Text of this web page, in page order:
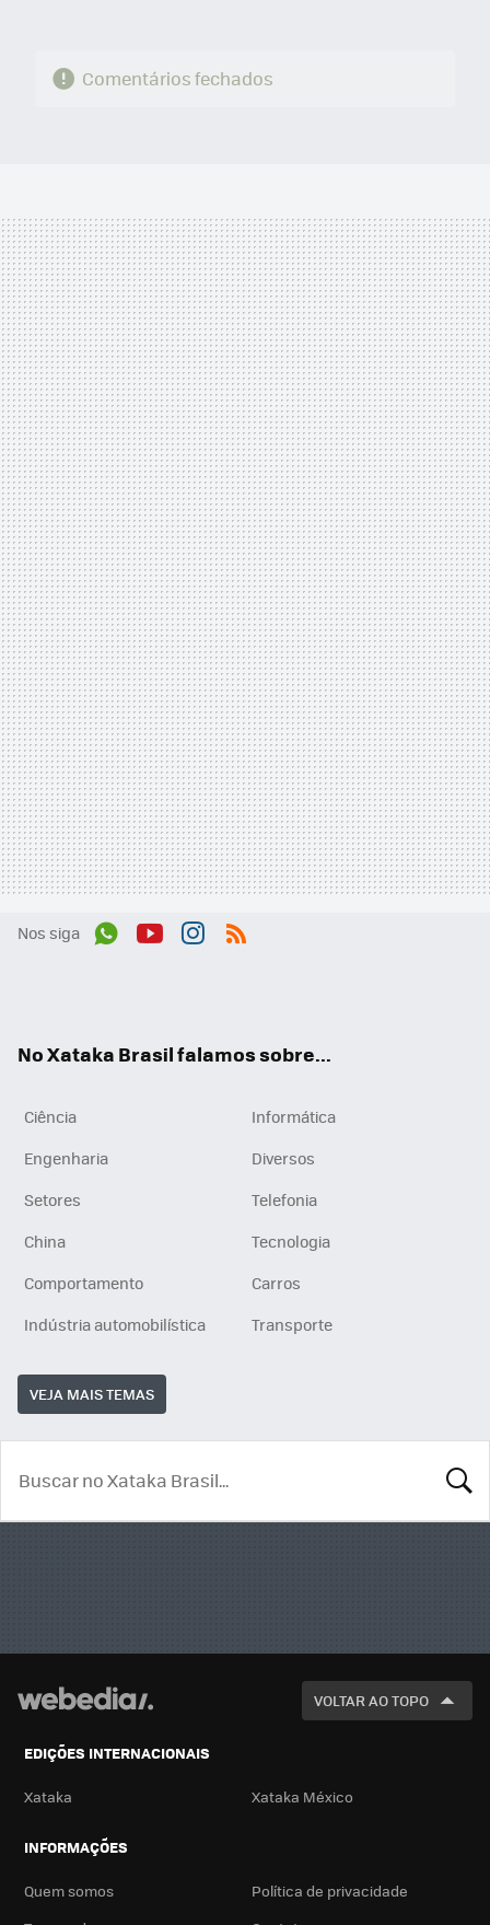
Comentários fechados
Nos siga
No Xataka Brasil falamos sobre...
Ciência
Informática
Engenharia
Diversos
Setores
Telefonia
China
Tecnologia
Comportamento
Carros
Indústria automobilística
Transporte
VEJA MAIS TEMAS
VOLTAR AO TOPO
EDIÇÕES INTERNACIONAIS
Xataka Xataka México
INFORMAÇÕES
Quem somos
Política de privacidade